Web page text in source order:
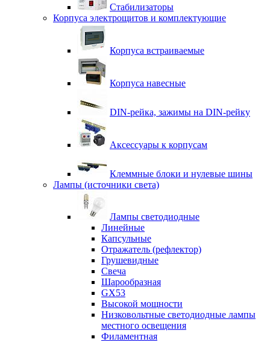
Стабилизаторы
Корпуса электрощитов и комплектующие
Корпуса встраиваемые
Корпуса навесные
DIN-рейка, зажимы на DIN-рейку
Аксессуары к корпусам
Клеммные блоки и нулевые шины
Лампы (источники света)
Лампы светодиодные
Линейные
Капсульные
Отражатель (рефлектор)
Грушевидные
Свеча
Шарообразная
GX53
Высокой мощности
Низковольтные светодиодные лампы
местного освещения
Филаментная